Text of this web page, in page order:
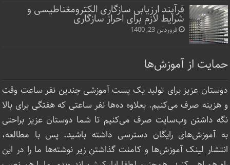
فرآیند ارزیابی سازگاری الکترومغناطیسی و
شرایط لازم برای احراز سازگاری
فروردین 23, 1400
حمایت از آموزش‌ها
دوستان عزیز برای تولید یک پست آموزشی چندین نفر ساعت‌ وقت
و هزینه صرف می‌کنیم. بعلاوه ده‌ها نفر ساعتی که هفتگی برای بالا
نگه داشتن وب‌سایت صرف ‌می‌کنیم تا شما دوستان عزیز براحتی
به آموزش‌های رایگان دسترسی داشته باشید. پس با مطالعه،
انتشار لینک‌ آموزش‌ها و کامنت گذاشتن زیر نوشته‌‌ها ما را در این